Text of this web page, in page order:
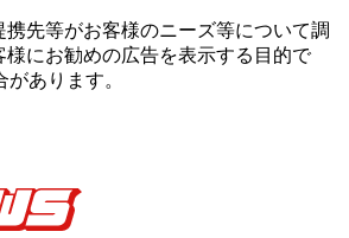
先等がお客様のニーズ等について調
にお勧めの広告を表⽰する⽬的で
あります。